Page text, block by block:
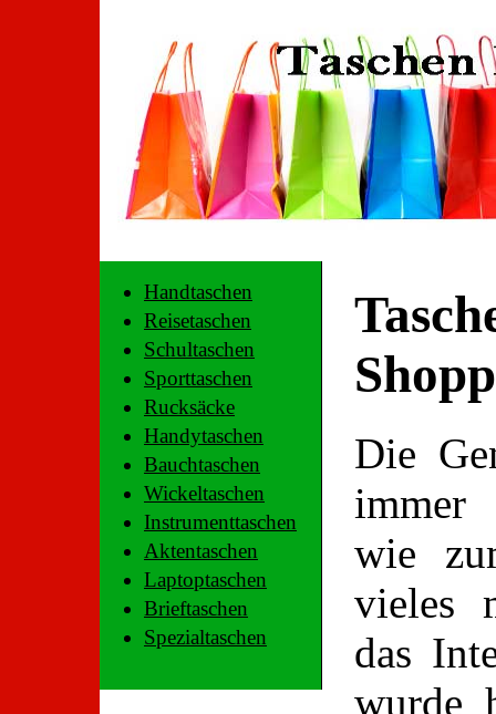
Handtaschen
Reisetaschen
Schultaschen
Sporttaschen
Rucksäcke
Handytaschen
Bauchtaschen
Wickeltaschen
Instrumenttaschen
Aktentaschen
Laptoptaschen
Brieftaschen
Spezialtaschen
Die
immer
wie
vieles
das
wurde